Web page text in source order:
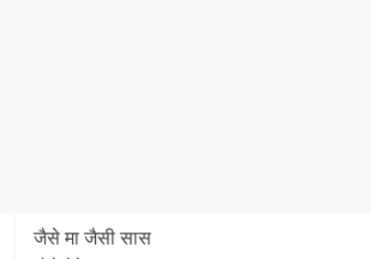
जैसे मा जैसी सास